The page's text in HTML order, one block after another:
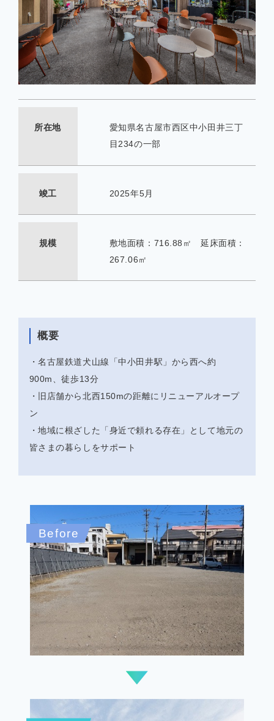
所在地
愛知県名古屋市西区中小田井三丁
目234の一部
竣工 2025年5月
規模
敷地面積：716.88㎡ 延床面積：
267.06㎡
概要
・名古屋鉄道犬山線「中小田井駅」から西へ約
900m、徒歩13分
・旧店舗から北西150mの距離にリニューアルオープ
ン
・地域に根ざした「身近で頼れる存在」として地元の
皆さまの暮らしをサポート
Before